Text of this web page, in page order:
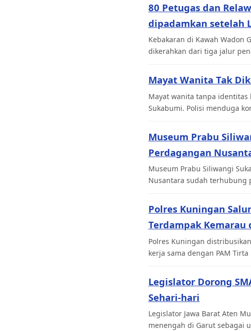
80 Petugas dan
dipadamkan setelah
Kebakaran di Kawah Wadon
dikerahkan dari tiga jalur
Mayat Wanita Tak
Mayat wanita tanpa
Sukabumi. Polisi menduga
Museum Prabu
Perdagangan
Museum Prabu Siliwangi
Nusantara sudah terhubung
Polres Kuningan
Terdampak Kemarau
Polres Kuningan
kerja sama dengan PAM
Legislator Dorong
Sehari-hari
Legislator Jawa Barat Aten
menengah di Garut sebagai